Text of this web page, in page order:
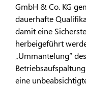
GmbH & Co. KG
dauerhafte
damit eine
herbeigeführt
„Ummantelung“
eine